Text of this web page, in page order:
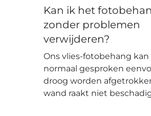
Kan ik het
zonder problemen
verwijderen?
Ons vlies-fotobehang kan
normaal gesproken
droog worden
wand raakt niet